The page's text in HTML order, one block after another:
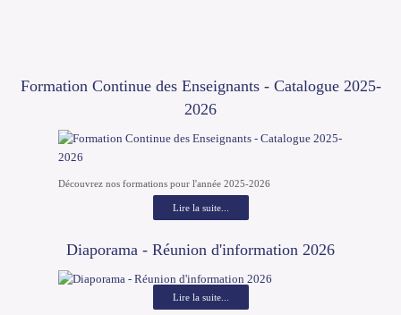
Formation Continue des Enseignants - Catalogue 2025-
2026
Découvrez nos formations pour l'année 2025-2026
Lire la suite...
Diaporama - Réunion d'information 2026
Lire la suite...